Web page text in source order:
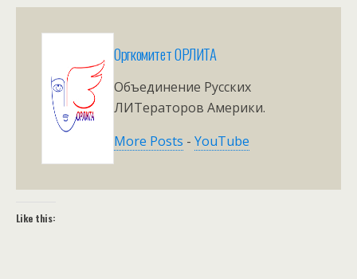
Оргкомитет ОРЛИТА
Объединение Русских
ЛИТераторов Америки.
More Posts -YouTube
Like this: